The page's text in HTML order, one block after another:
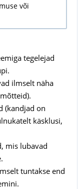
või
tegelejad
ilmselt näha
(kandjad on
käsklusi,
mis lubavad
tuntakse end